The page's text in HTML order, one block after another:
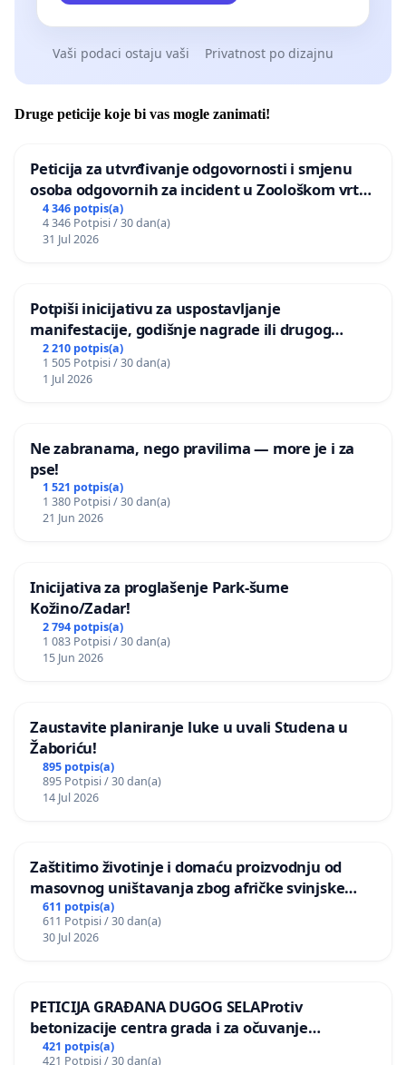
Vaši podaci ostaju vaši Privatnost po dizajnu
Druge peticije koje bi vas mogle zanimati!
Peticija za utvrđivanje odgovornosti i smjenu
osoba odgovornih za incident u Zoološkom vrtu
Grada Zagreba
4 346 potpis(a)
4 346 Potpisi / 30 dan(a)
31 Jul 2026
Potpiši inicijativu za uspostavljanje
manifestacije, godišnje nagrade ili drugog
javnog događaja „Edin Avdić“ u Sarajevu
2 210 potpis(a)
1 505 Potpisi / 30 dan(a)
1 Jul 2026
Ne zabranama, nego pravilima — more je i za
pse!
1 521 potpis(a)
1 380 Potpisi / 30 dan(a)
21 Jun 2026
Inicijativa za proglašenje Park-šume
Kožino/Zadar!
2 794 potpis(a)
1 083 Potpisi / 30 dan(a)
15 Jun 2026
Zaustavite planiranje luke u uvali Studena u
Žaboriću!
895 potpis(a)
895 Potpisi / 30 dan(a)
14 Jul 2026
Zaštitimo životinje i domaću proizvodnju od
masovnog uništavanja zbog afričke svinjske
kuge
611 potpis(a)
611 Potpisi / 30 dan(a)
30 Jul 2026
PETICIJA GRAĐANA DUGOG SELAProtiv
betonizacije centra grada i za očuvanje
postojećih zelenih površina i odraslih stabala pri
421 potpis(a)
421 Potpisi / 30 dan(a)